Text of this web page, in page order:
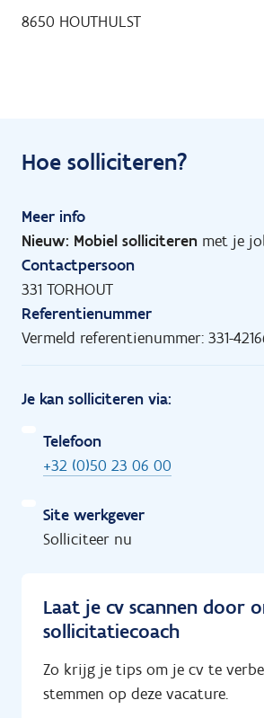
8650 HOUTHULST
Hoe solliciteren?
Meer info
Nieuw: Mobiel solliciteren met je
Contactpersoon
331 TORHOUT
Referentienummer
Vermeld referentienummer: 331-
Je kan solliciteren via:
Telefoon
+32 (0)50 23 06 00
Site werkgever
Solliciteer nu
Laat je cv scannen door
sollicitatiecoach
Zo krijg je tips om je cv te
stemmen op deze vacature.